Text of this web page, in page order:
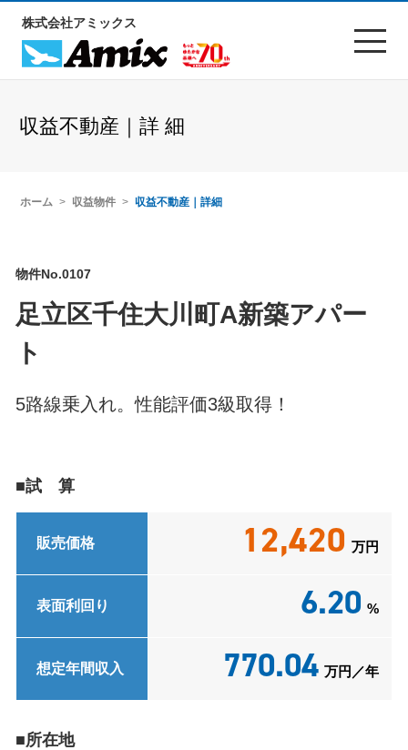
株式会社アミックス
収益不動産｜詳 細
ホーム 収益物件 収益不動産｜詳細
物件No.0107
足立区千住大川町A新築アパー
ト
5路線乗入れ。性能評価3級取得！
■試 算
販売価格 12,420 万円
表面利回り 6.20 %
想定年間収入 770.04 万円／年
■所在地